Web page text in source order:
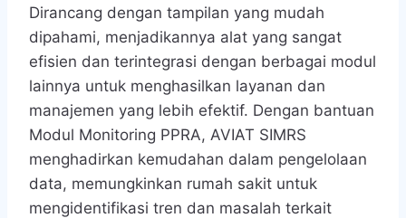
Dirancang dengan tampilan yang mudah
dipahami, menjadikannya alat yang sangat
efisien dan terintegrasi dengan berbagai modul
lainnya untuk menghasilkan layanan dan
manajemen yang lebih efektif. Dengan bantuan
Modul Monitoring PPRA, AVIAT SIMRS
menghadirkan kemudahan dalam pengelolaan
data, memungkinkan rumah sakit untuk
mengidentifikasi tren dan masalah terkait